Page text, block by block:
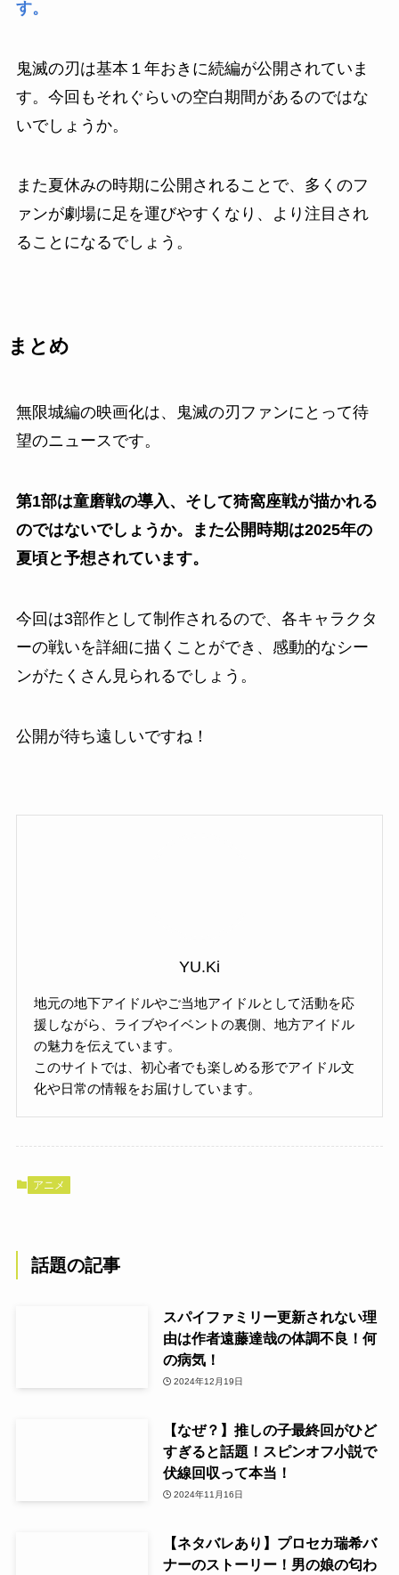
す。
鬼滅の刃は基本１年おきに続編が公開されていま
す。今回もそれぐらいの空白期間があるのではな
いでしょうか。
また夏休みの時期に公開されることで、多くのフ
ァンが劇場に足を運びやすくなり、より注目され
ることになるでしょう。
まとめ
無限城編の映画化は、鬼滅の刃ファンにとって待
望のニュースです。
第1部は童磨戦の導入、そして猗窩座戦が描かれる
のではないでしょうか。また公開時期は2025年の
夏頃と予想されています。
今回は3部作として制作されるので、各キャラクタ
ーの戦いを詳細に描くことができ、感動的なシー
ンがたくさん見られるでしょう。
公開が待ち遠しいですね！
YU.Ki
地元の地下アイドルやご当地アイドルとして活動を応
援しながら、ライブやイベントの裏側、地方アイドル
の魅力を伝えています。
このサイトでは、初心者でも楽しめる形でアイドル文
化や日常の情報をお届けしています。
アニメ
話題の記事
スパイファミリー更新されない理
由は作者遠藤達哉の体調不良！何
の病気！
2024年12月19日
【なぜ？】推しの子最終回がひど
すぎると話題！スピンオフ小説で
伏線回収って本当！
2024年11月16日
【ネタバレあり】プロセカ瑞希バ
ナーのストーリー！男の娘の匂わ